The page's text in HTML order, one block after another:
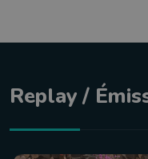
Replay /